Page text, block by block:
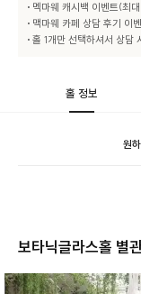
• 멕마웨 캐시백 이벤트(최
• 맥마웨 카페 상담 후기 이
• 홀 1개만 선택하셔서 상담
홀 정보
원
보타닉글라스홀 별